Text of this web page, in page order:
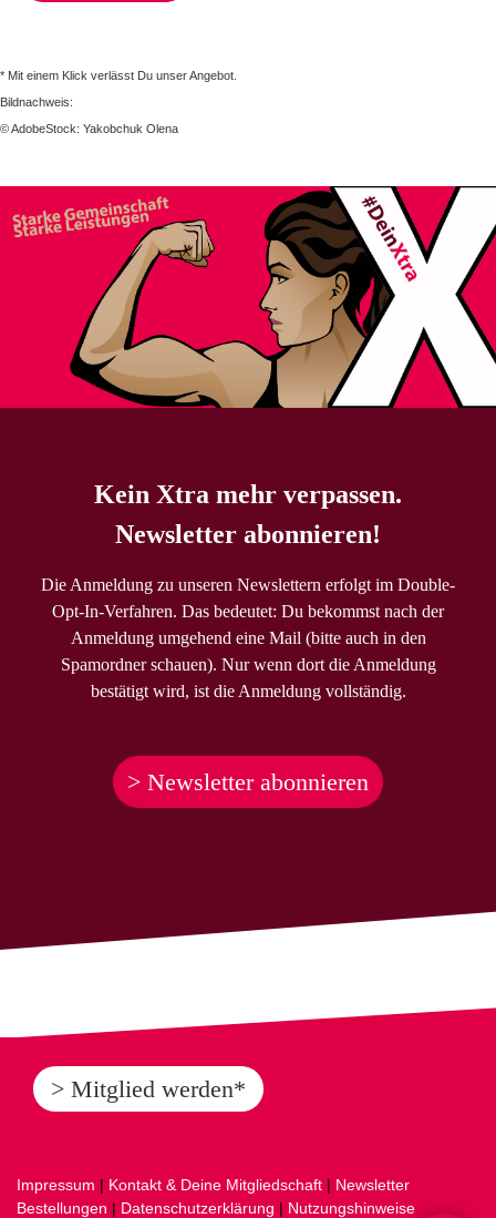
* Mit einem Klick verlässt Du unser Angebot.
Bildnachweis:
© AdobeStock: Yakobchuk Olena
Kein Xtra mehr verpassen.
Newsletter abonnieren!
Die Anmeldung zu unseren Newslettern erfolgt im Double-
Opt-In-Verfahren. Das bedeutet: Du bekommst nach der
Anmeldung umgehend eine Mail (bitte auch in den
Spamordner schauen). Nur wenn dort die Anmeldung
bestätigt wird, ist die Anmeldung vollständig.
> Newsletter abonnieren
> Mitglied werden*
Impressum | Kontakt & Deine Mitgliedschaft | Newsletter
Bestellungen | Datenschutzerklärung | Nutzungshinweise